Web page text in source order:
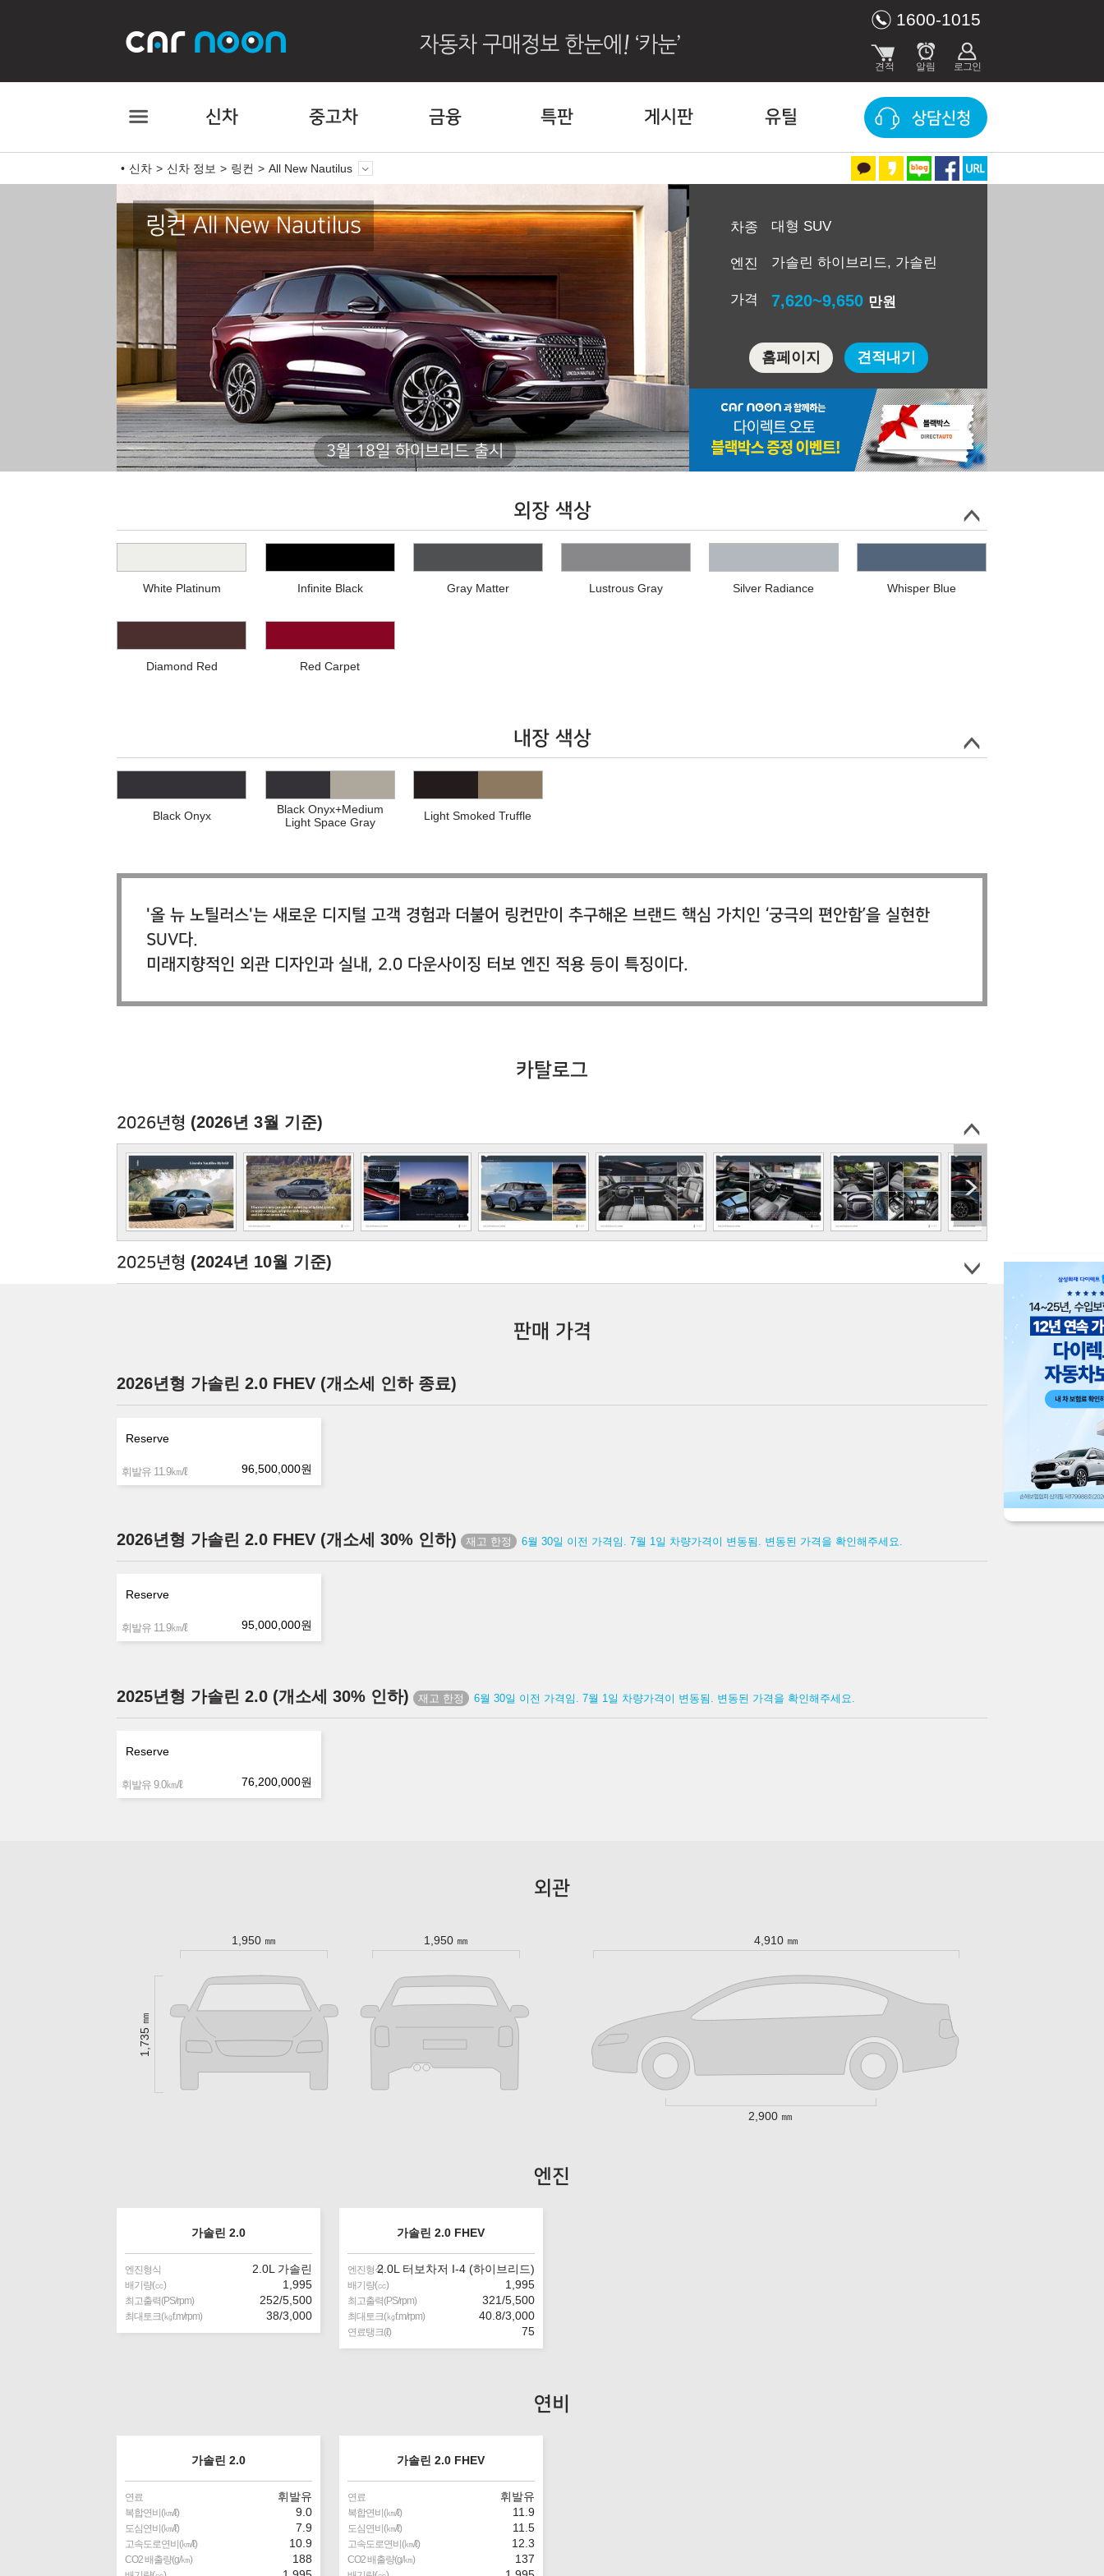
1600-1015
신차 중고차 금융 특판 게시판 유틸 상담신청
신차 신차 정보 링컨 All New Nautilus
링컨 All New Nautilus
3월 18일 하이브리드 출시
차종 대형 SUV
엔진 가솔린 하이브리드, 가솔린
가격 7,620~9,650 만원
홈페이지 견적내기
외장 색상
White Platinum Infinite Black Gray Matter Lustrous Gray Silver Radiance Whisper Blue
Diamond Red Red Carpet
내장 색상
Black Onyx
Black Onyx+Medium
Light Space Gray
Light Smoked Truffle
'올 뉴 노틸러스'는 새로운 디지털 고객 경험과 더불어 링컨만이 추구해온 브랜드 핵심 가치인 ‘궁극의 편안함’을 실현한
SUV다.
미래지향적인 외관 디자인과 실내, 2.0 다운사이징 터보 엔진 적용 등이 특징이다.
카탈로그
2026년형 (2026년 3월 기준)
2025년형 (2024년 10월 기준)
판매 가격
2026년형 가솔린 2.0 FHEV (개소세 인하 종료)
Reserve
휘발유 11.9㎞/ℓ 96,500,000원
2026년형 가솔린 2.0 FHEV (개소세 30% 인하) 6월 30일 이전 가격임. 7월 1일 차량가격이 변동됨. 변동된 가격을 확인해주세요.
Reserve
휘발유 11.9㎞/ℓ 95,000,000원
2025년형 가솔린 2.0 (개소세 30% 인하) 6월 30일 이전 가격임. 7월 1일 차량가격이 변동됨. 변동된 가격을 확인해주세요.
Reserve
휘발유 9.0㎞/ℓ 76,200,000원
외관
1,950 ㎜ 1,950 ㎜
1,735 ㎜
4,910 ㎜
2,900 ㎜
엔진
가솔린 2.0
엔진형식 2.0L 가솔린
배기량(㏄) 1,995
최고출력(PS/rpm) 252/5,500
최대토크(㎏f.m/rpm) 38/3,000
가솔린 2.0 FHEV
엔진형식2.0L 터보차저 I-4 (하이브리드)
배기량(㏄) 1,995
최고출력(PS/rpm) 321/5,500
최대토크(㎏f.m/rpm) 40.8/3,000
연료탱크(ℓ) 75
연비
가솔린 2.0
연료 휘발유
복합연비(㎞/ℓ) 9.0
도심연비(㎞/ℓ) 7.9
고속도로연비(㎞/ℓ) 10.9
CO2 배출량(g/㎞) 188
가솔린 2.0 FHEV
연료 휘발유
복합연비(㎞/ℓ) 11.9
도심연비(㎞/ℓ) 11.5
고속도로연비(㎞/ℓ) 12.3
CO2 배출량(g/㎞) 137